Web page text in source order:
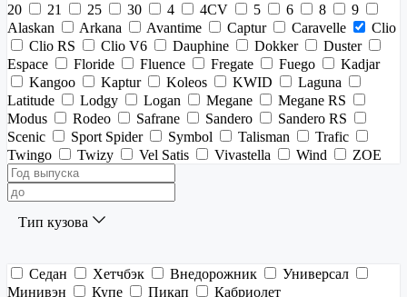
20
21 25 30 4 4CV 5 6 8
9
Alaskan
Arkana Avantime Captur Caravelle
Clio
Clio RS
Clio V6 Dauphine Dokker
Duster
Espace
Floride Fluence Fregate Fuego
Kadjar
Kangoo
Kaptur Koleos KWID
Laguna
Latitude
Lodgy Logan Megane
Megane RS
Modus
Rodeo Safrane Sandero
Sandero RS
Scenic
Sport Spider Symbol Talisman
Trafic
Twingo
Twizy Vel Satis Vivastella Wind ZOE
Тип кузова
Седан Хетчбэк Внедорожник
Универсал
Минивэн
Купе Пикап Кабриолет